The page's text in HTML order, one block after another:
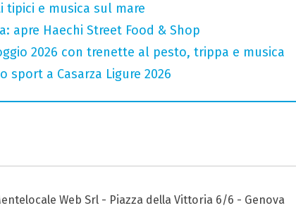
tipici e musica sul mare
apre Haechi Street Food & Shop
2026 con trenette al pesto, trippa e musica
a Casarza Ligure 2026
Web Srl - Piazza della Vittoria 6/6 - Genova